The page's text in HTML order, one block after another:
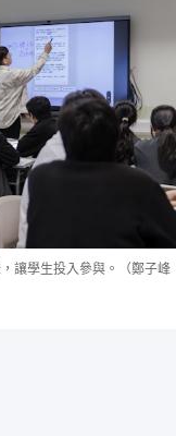
讓學生投入參與。（鄭子峰